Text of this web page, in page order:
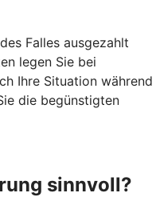
Falles ausgezahlt
legen Sie bei
Ihre Situation während
die begünstigten
sinnvoll?